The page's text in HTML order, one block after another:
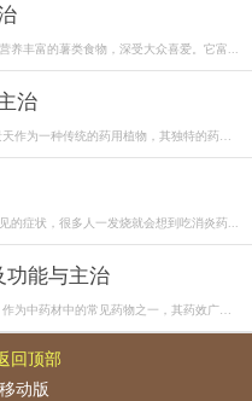
养丰富的薯类食物，深受大众喜爱。它富...
治
作为一种传统的药用植物，其独特的药
的症状，很多人一发烧就会想到吃消炎药...
功能与主治
为中药材中的常见药物之一，其药效广
回顶部
动版